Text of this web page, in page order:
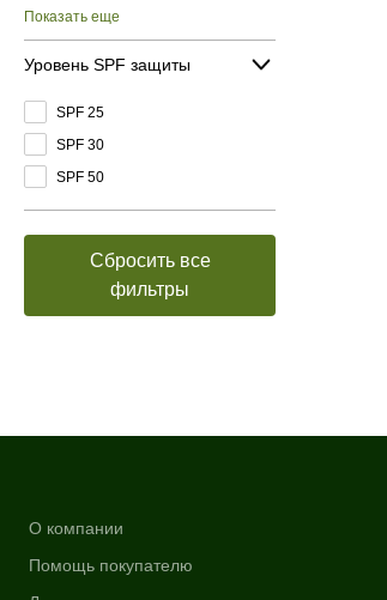
Показать еще
Уровень SPF защиты
SPF 25
SPF 30
SPF 50
Сбросить все
фильтры
О компании
Помощь покупателю